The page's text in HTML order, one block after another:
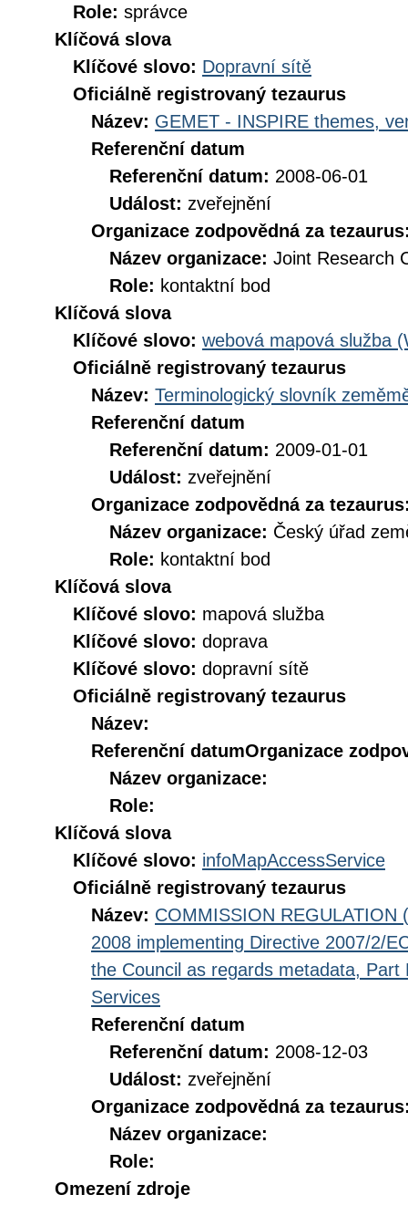
Role: správce
Klíčová slova
Klíčové slovo: Dopravní sítě
Oficiálně registrovaný tezaurus
Název: GEMET - INSPIRE themes,
Referenční datum
Referenční datum: 2008-06-01
Událost: zveřejnění
Organizace zodpovědná za
Název organizace: Joint Research
Role: kontaktní bod
Klíčová slova
Klíčové slovo: webová mapová služba
Oficiálně registrovaný tezaurus
Název: Terminologický slovník
Referenční datum
Referenční datum: 2009-01-01
Událost: zveřejnění
Organizace zodpovědná za
Název organizace: Český úřad
Role: kontaktní bod
Klíčová slova
Klíčové slovo: mapová služba
Klíčové slovo: doprava
Klíčové slovo: dopravní sítě
Oficiálně registrovaný tezaurus
Název:
Referenční datumOrganizace
Název organizace:
Role:
Klíčová slova
Klíčové slovo: infoMapAccessService
Oficiálně registrovaný tezaurus
Název: COMMISSION REGULATION
2008 implementing Directive 2007/2/
the Council as regards metadata,
Services
Referenční datum
Referenční datum: 2008-12-03
Událost: zveřejnění
Organizace zodpovědná za
Název organizace:
Role:
Omezení zdroje